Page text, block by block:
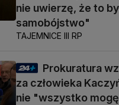
nie uwierzę, że to
samobójstwo"
TAJEMNICE III RP
Prokuratura
za człowieka
nie "wszystko